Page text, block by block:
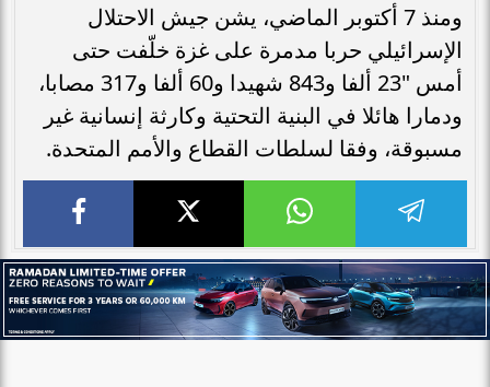
ومنذ 7 أكتوبر الماضي، يشن جيش الاحتلال
الإسرائيلي حربا مدمرة على غزة خلّفت حتى
أمس "23 ألفا و843 شهيدا و60 ألفا و317 مصابا،
ودمارا هائلا في البنية التحتية وكارثة إنسانية غير
مسبوقة، وفقا لسلطات القطاع والأمم المتحدة.